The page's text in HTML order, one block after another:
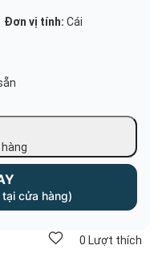
Đơn vị tính: Cái
tại cửa hàng)
0 Lượt thích